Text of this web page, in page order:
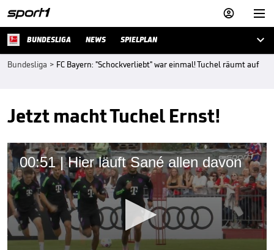


BUNDESLIGA NEWS SPIELPLAN 
Bundesliga > FC Bayern: "Schockverliebt" war einmal! Tuchel räumt auf
Jetzt macht Tuchel Ernst!
00:51 | Hier läuft Sané allen davon